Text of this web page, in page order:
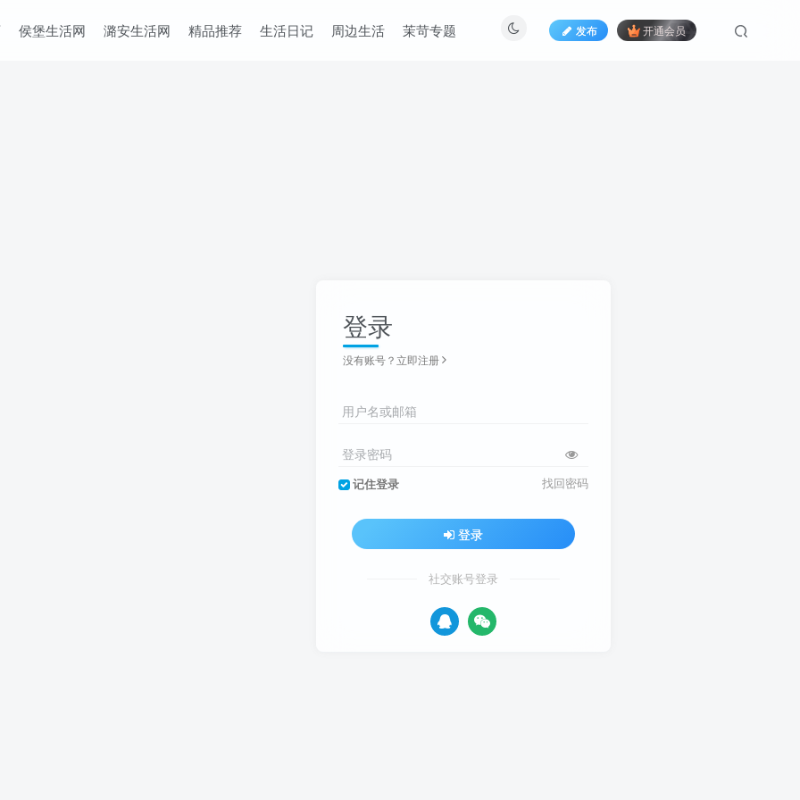
发布 开通会员
侯堡生活网 潞安生活网 精品推荐 生活日记 周边生活 茉苛专题
登录
没有账号？立即注册
用户名或邮箱
登录密码
记住登录 找回密码
登录
社交账号登录